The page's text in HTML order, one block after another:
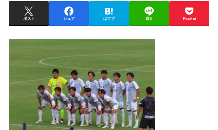
ポスト シェア はてブ 送る Pocket